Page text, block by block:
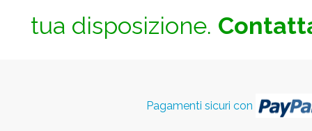
tua disposizione.
Pagamenti sicuri con